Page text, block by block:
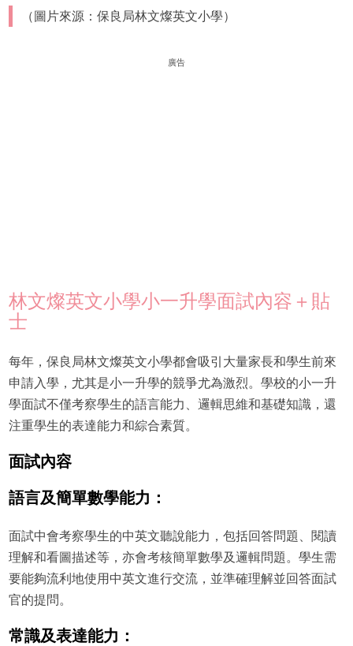
（圖片來源：保良局林文燦英文小學）
廣告
林文燦英文小學小一升學面試內容＋貼
士
每年，保良局林文燦英文小學都會吸引大量家長和學生前來
申請入學，尤其是小一升學的競爭尤為激烈。學校的小一升
學面試不僅考察學生的語言能力、邏輯思維和基礎知識，還
注重學生的表達能力和綜合素質。
面試內容
語言及簡單數學能力：
面試中會考察學生的中英文聽說能力，包括回答問題、閱讀
理解和看圖描述等，亦會考核簡單數學及邏輯問題。學生需
要能夠流利地使用中英文進行交流，並準確理解並回答面試
官的提問。
常識及表達能力：